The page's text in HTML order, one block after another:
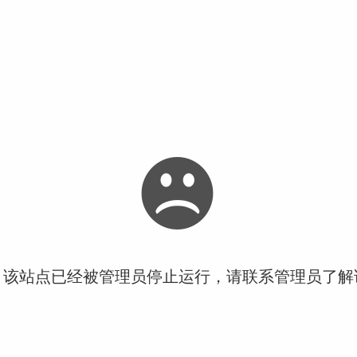
站点已经被管理员停止运行，请联系管理员了